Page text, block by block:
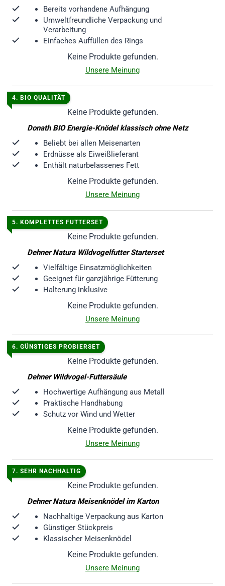
Bereits vorhandene Aufhängung
Umweltfreundliche Verpackung und
Verarbeitung
Einfaches Auffüllen des Rings
Keine Produkte gefunden.
Unsere Meinung
4. BIO QUALITÄT
Keine Produkte gefunden.
Donath BIO Energie-Knödel klassisch ohne Netz
Beliebt bei allen Meisenarten
Erdnüsse als Eiweißlieferant
Enthält naturbelassenes Fett
Keine Produkte gefunden.
Unsere Meinung
5. KOMPLETTES FUTTERSET
Keine Produkte gefunden.
Dehner Natura Wildvogelfutter Starterset
Vielfältige Einsatzmöglichkeiten
Geeignet für ganzjährige Fütterung
Halterung inklusive
Keine Produkte gefunden.
Unsere Meinung
6. GÜNSTIGES PROBIERSET
Keine Produkte gefunden.
Dehner Wildvogel-Futtersäule
Hochwertige Aufhängung aus Metall
Praktische Handhabung
Schutz vor Wind und Wetter
Keine Produkte gefunden.
Unsere Meinung
7. SEHR NACHHALTIG
Keine Produkte gefunden.
Dehner Natura Meisenknödel im Karton
Nachhaltige Verpackung aus Karton
Günstiger Stückpreis
Klassischer Meisenknödel
Keine Produkte gefunden.
Unsere Meinung